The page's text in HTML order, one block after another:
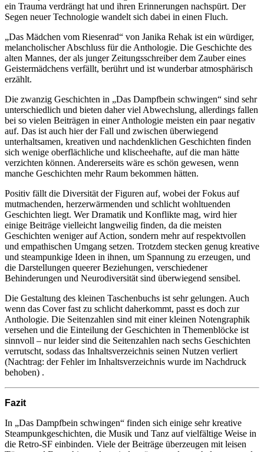
ein Trauma verdrängt hat und ihren Erinnerungen nachspürt. Der
Segen neuer Technologie wandelt sich dabei in einen Fluch.
„Das Mädchen vom Riesenrad“ von Janika Rehak ist ein würdiger,
melancholischer Abschluss für die Anthologie. Die Geschichte des
alten Mannes, der als junger Zeitungsschreiber dem Zauber eines
Geistermädchens verfällt, berührt und ist wunderbar atmosphärisch
erzählt.
Die zwanzig Geschichten in „Das Dampfbein schwingen“ sind sehr
unterschiedlich und bieten daher viel Abwechslung, allerdings fallen
bei so vielen Beiträgen in einer Anthologie meisten ein paar negativ
auf. Das ist auch hier der Fall und zwischen überwiegend
unterhaltsamen, kreativen und nachdenklichen Geschichten finden
sich wenige oberflächliche und klischeehafte, auf die man hätte
verzichten können. Andererseits wäre es schön gewesen, wenn
manche Geschichten mehr Raum bekommen hätten.
Positiv fällt die Diversität der Figuren auf, wobei der Fokus auf
mutmachenden, herzerwärmenden und schlicht wohltuenden
Geschichten liegt. Wer Dramatik und Konflikte mag, wird hier
einige Beiträge vielleicht langweilig finden, da die meisten
Geschichten weniger auf Action, sondern mehr auf respektvollen
und empathischen Umgang setzen. Trotzdem stecken genug kreative
und steampunkige Ideen in ihnen, um Spannung zu erzeugen, und
die Darstellungen queerer Beziehungen, verschiedener
Behinderungen und Neurodiversität sind überwiegend sensibel.
Die Gestaltung des kleinen Taschenbuchs ist sehr gelungen. Auch
wenn das Cover fast zu schlicht daherkommt, passt es doch zur
Anthologie. Die Seitenzahlen sind mit einer kleinen Notengraphik
versehen und die Einteilung der Geschichten in Themenblöcke ist
sinnvoll – nur leider sind die Seitenzahlen nach sechs Geschichten
verrutscht, sodass das Inhaltsverzeichnis seinen Nutzen verliert
(Nachtrag: der Fehler im Inhaltsverzeichnis wurde im Nachdruck
behoben) .
Fazit
In „Das Dampfbein schwingen“ finden sich einige sehr kreative
Steampunkgeschichten, die Musik und Tanz auf vielfältige Weise in
die Retro-SF einbinden. Viele der Beiträge überzeugen mit leisen